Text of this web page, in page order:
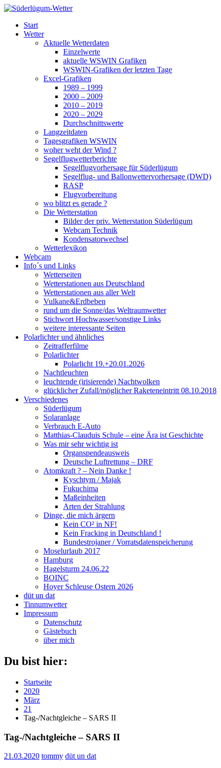
Zum
springen
Süderlügum-Wetter
Start
Wetter
Aktuelle Wetterdaten
Einzelwerte
aktuelle WSWIN Grafiken
WSWIN-Grafiken der letzten Tage
Excel-Grafiken
1989 – 1999
2000 – 2009
2010 – 2019
2020 – 2029
Durchschnittswerte
Langzeitdaten
Tagesgrafiken WSWIN
woher weht der Wind ?
Segelflugwetterberichte
Segelflugvorhersage für Süderlügum
Segelflug- und Ballonwettervorhersage (DWD)
RASP
Flugvorbereitung
wo blitzt es gerade ?
Die Wetterstation
Bilder der priv. Wetterstation Süderlügum
Webcam Technik
Kondensatorwechsel
Wetterlexikon
Webcam
Info´s und Links
Wetterseiten
Wetterstationen aus Deutschland
Wetterstationen aus aller Welt
Vulkane&Erdbeben
rund um die Sonne/das Weltraumwetter
Stichwort Hochwasser/sonstige Links
weitere interessante Seiten
Polarlichter und ähnliches
Zeitrafferfilme
Polarlichter
Polarlicht 19.+20.01.2026
Nachtleuchten
leuchtende (irisierende) Nachtwolken
glücklicher Zufall/möglicher Raketeneintritt 08.10.2018
Verschiedenes
Süderlügum
Solaranlage
Verbrauch E-Auto
Matthias-Clauduis Schule – eine Ära ist Geschichte
Was mir sehr wichtig ist
Organspendeausweis
Deutsche Luftrettung – DRF
Atomkraft ? – Nein Danke !
Kyschtym / Majak
Fukuchima
Maßeinheiten
Arten der Strahlung
Dinge, die mich ärgern
Kein CO² in NF!
Kein Fracking in Deutschland !
Bundestrojaner / Vorratsdatenspeicherung
Moselurlaub 2017
Hamburg
Hagelsturm 24.06.22
BOINC
Hoyer Schleuse Ostern 2026
düt un dat
Tinnumwetter
Impressum
Datenschutz
Gästebuch
über mich
Du bist hier:
Startseite
2020
März
21
Tag-/Nachtgleiche – SARS II
Tag-/Nachtgleiche – SARS II
21.03.2020 tommy düt un dat